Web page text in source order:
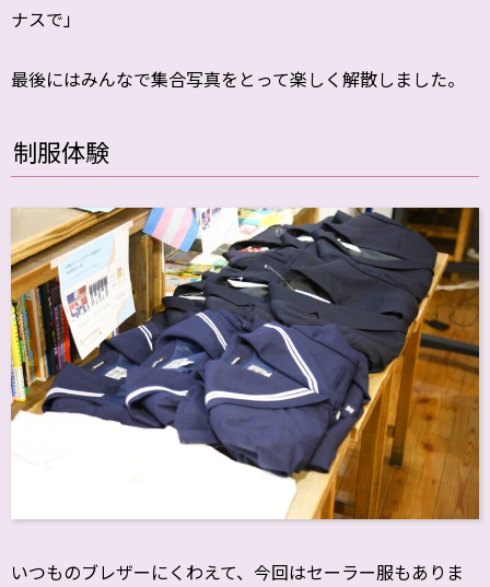
ナスで」
最後にはみんなで集合写真をとって楽しく解散しました。
制服体験
いつものブレザーにくわえて、今回はセーラー服もありま